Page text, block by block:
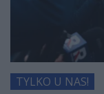
TYLKO U NAS!